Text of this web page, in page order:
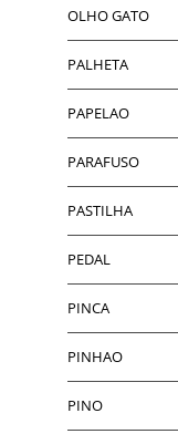
OLHO GATO
PALHETA
PAPELAO
PARAFUSO
PASTILHA
PEDAL
PINCA
PINHAO
PINO